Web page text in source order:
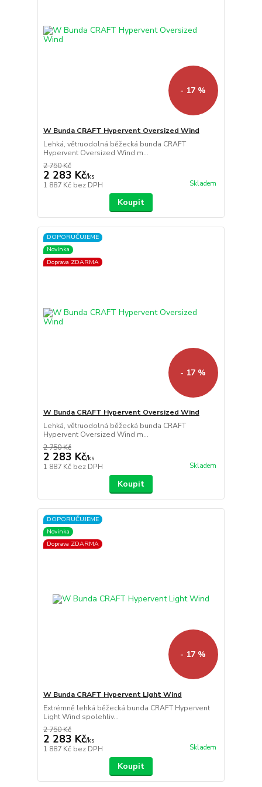
- 17 %
W Bunda CRAFT Hypervent Oversized Wind
Lehká, větruodolná běžecká bunda CRAFT
Hypervent Oversized Wind m...
2 750 Kč
2 283 Kč/ks
1 887 Kč bez DPH Skladem
Koupit
DOPORUČUJEME
Novinka
Doprava ZDARMA
- 17 %
W Bunda CRAFT Hypervent Oversized Wind
Lehká, větruodolná běžecká bunda CRAFT
Hypervent Oversized Wind m...
2 750 Kč
2 283 Kč/ks
1 887 Kč bez DPH Skladem
Koupit
DOPORUČUJEME
Novinka
Doprava ZDARMA
- 17 %
W Bunda CRAFT Hypervent Light Wind
Extrémně lehká běžecká bunda CRAFT Hypervent
Light Wind spolehliv...
2 750 Kč
2 283 Kč/ks
1 887 Kč bez DPH Skladem
Koupit